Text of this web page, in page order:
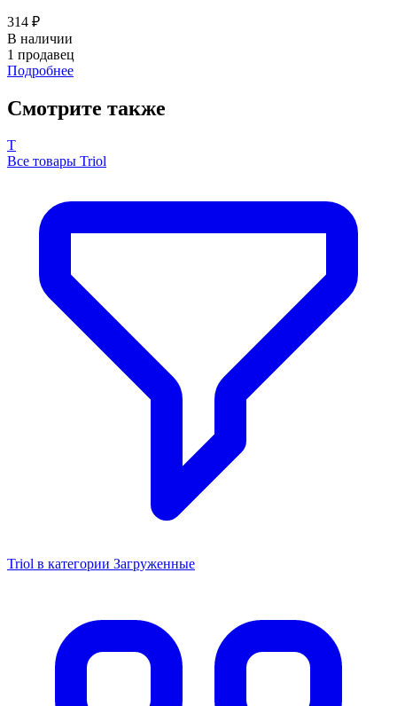
314 ₽
В наличии
1 продавец
Подробнее
Смотрите также
T
Все товары Triol
Triol в категории Загруженные